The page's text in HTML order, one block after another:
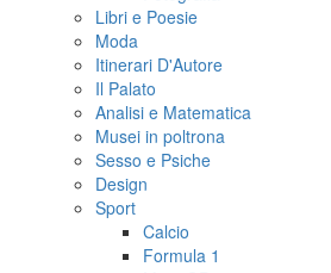
Libri e Poesie
Moda
Itinerari D'Autore
Il Palato
Analisi e Matematica
Musei in poltrona
Sesso e Psiche
Design
Sport
Calcio
Formula 1